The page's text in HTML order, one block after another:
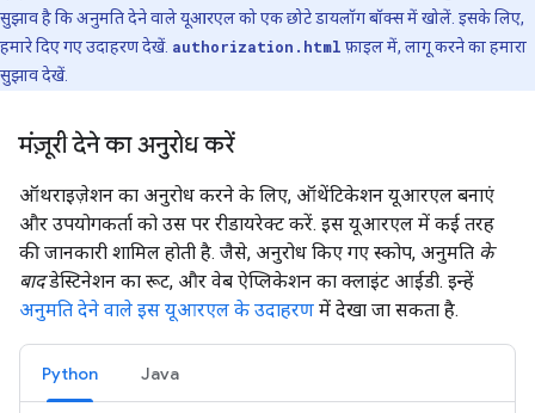
सुझाव है कि अनुमति देने वाले यूआरएल को एक छोटे डायलॉग बॉक्स में खोलें. इसके लिए,
हमारे दिए गए उदाहरण देखें. authorization.html फ़ाइल में, लागू करने का हमारा
सुझाव देखें.
मंज़ूरी देने का अनुरोध करें
ऑथराइज़ेशन का अनुरोध करने के लिए, ऑथेंटिकेशन यूआरएल बनाएं
और उपयोगकर्ता को उस पर रीडायरेक्ट करें. इस यूआरएल में कई तरह
की जानकारी शामिल होती है. जैसे, अनुरोध किए गए स्कोप, अनुमति के
बादडेस्टिनेशन का रूट, और वेब ऐप्लिकेशन का क्लाइंट आईडी. इन्हें
अनुमति देने वाले इस यूआरएल के उदाहरण में देखा जा सकता है.
Python Java